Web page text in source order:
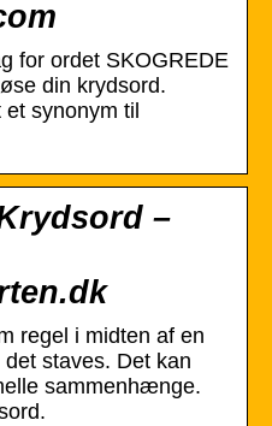
for ordet SKOGREDE
din krydsord.
synonym til
–
regel i midten af ​​en
staves. Det kan
sammenhænge.